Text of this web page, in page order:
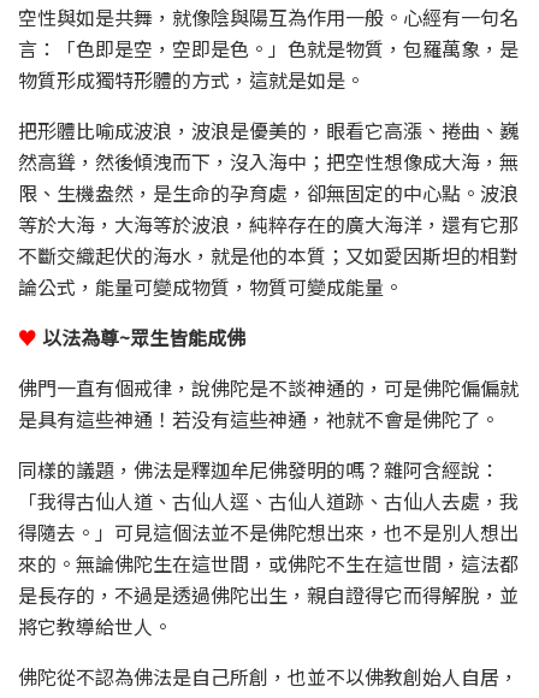
空性與如是共舞，就像陰與陽互為作用一般。心經有一句名
言：「色即是空，空即是色。」色就是物質，包羅萬象，是
物質形成獨特形體的方式，這就是如是。
把形體比喻成波浪，波浪是優美的，眼看它高漲、捲曲、巍
然高聳，然後傾洩而下，沒入海中；把空性想像成大海，無
限、生機盎然，是生命的孕育處，卻無固定的中心點。波浪
等於大海，大海等於波浪，純粹存在的廣大海洋，還有它那
不斷交織起伏的海水，就是他的本質；又如愛因斯坦的相對
論公式，能量可變成物質，物質可變成能量。
♥ 以法為尊~眾生皆能成佛
佛門一直有個戒律，說佛陀是不談神通的，可是佛陀偏偏就
是具有這些神通！若没有這些神通，祂就不會是佛陀了。
同樣的議題，佛法是釋迦牟尼佛發明的嗎？雜阿含經說：
「我得古仙人道、古仙人逕、古仙人道跡、古仙人去處，我
得隨去。」可見這個法並不是佛陀想出來，也不是別人想出
來的。無論佛陀生在這世間，或佛陀不生在這世間，這法都
是長存的，不過是透過佛陀出生，親自證得它而得解脫，並
將它教導給世人。
佛陀從不認為佛法是自己所創，也並不以佛教創始人自居，